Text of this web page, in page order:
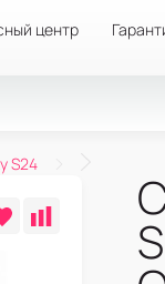
центр
S24